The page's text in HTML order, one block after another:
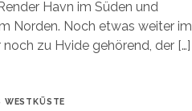
Havn im Süden und
Norden. Noch etwas weiter im
noch zu Hvide gehörend, der […]
WESTKÜSTE